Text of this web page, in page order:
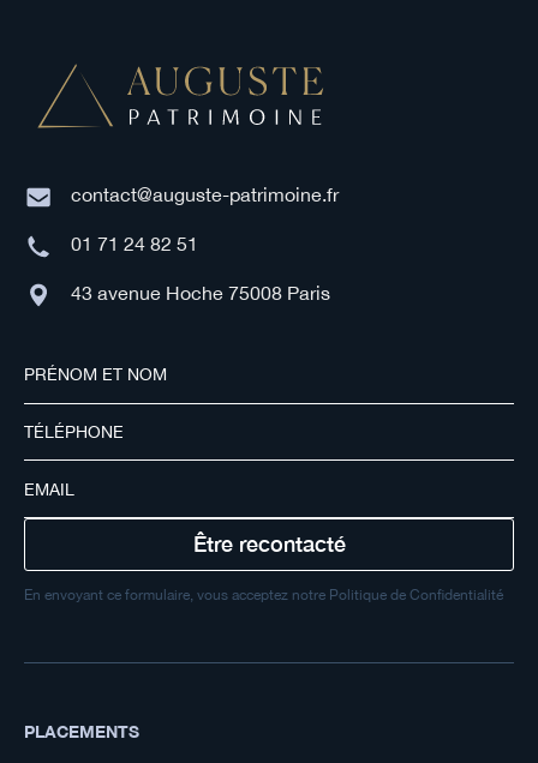
contact@auguste-patrimoine.fr
01 71 24 82 51
43 avenue Hoche 75008 Paris
En envoyant ce formulaire, vous acceptez notre Politique de Confidentialité
PLACEMENTS